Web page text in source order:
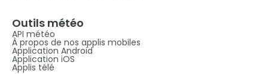
Outils météo
API météo
À propos de nos applis mobiles
Application Android
Application iOS
Applis télé